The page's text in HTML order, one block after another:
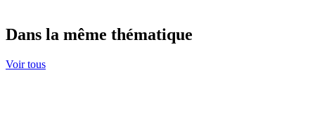
Dans la même thématique
Voir tous